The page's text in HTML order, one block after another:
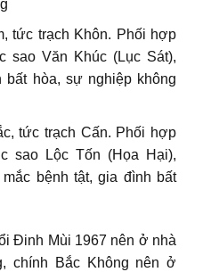
tức trạch Khôn. Phối hợp
sao Văn Khúc (Lục Sát),
bất hòa, sự nghiệp không
tức trạch Cấn. Phối hợp
sao Lộc Tốn (Họa Hại),
bệnh tật, gia đình bất
Đinh Mùi 1967 nên ở nhà
chính Bắc Không nên ở